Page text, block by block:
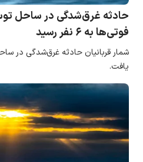
حادثه غرق‌شدگی در ساحل
فوتی‌ها به ۶ نفر رسید
یافت.